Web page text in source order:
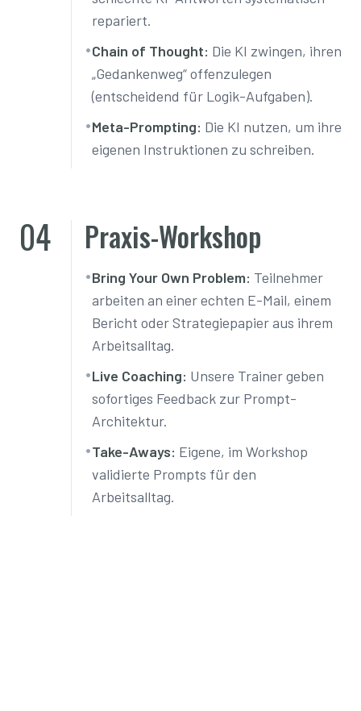
repariert.
•Chain of Thought: Die KI zwingen, ihren
„Gedankenweg“ offenzulegen
(entscheidend für Logik-Aufgaben).
•Meta-Prompting: Die KI nutzen, um ihre
eigenen Instruktionen zu schreiben.
04 Praxis-Workshop
•Bring Your Own Problem: Teilnehmer
arbeiten an einer echten E-Mail, einem
Bericht oder Strategiepapier aus ihrem
Arbeitsalltag.
•Live Coaching: Unsere Trainer geben
sofortiges Feedback zur Prompt-
Architektur.
•Take-Aways: Eigene, im Workshop
validierte Prompts für den
Arbeitsalltag.